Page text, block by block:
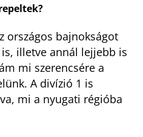
országos bajnokságot
illetve annál lejjebb is
mi szerencsére a
A divízió 1 is
mi a nyugati régióba